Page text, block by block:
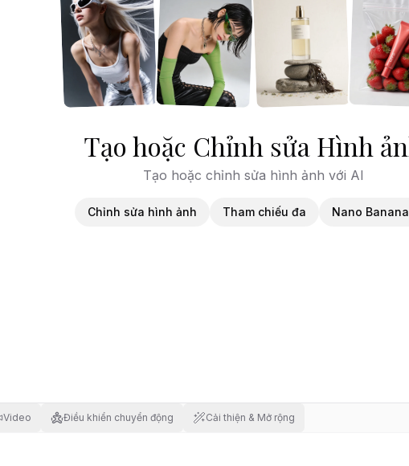
Tạo hoặc Chỉnh sửa Hình
Tạo hoặc chỉnh sửa hình ảnh với AI
Chỉnh sửa hình ảnh Tham chiếu đa Nano
Video Điều khiển chuyển động Cải thiện & Mở rộng